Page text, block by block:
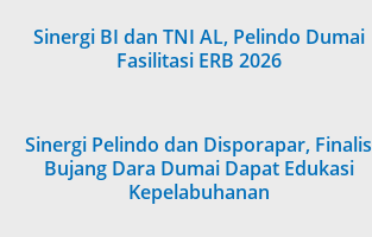
Sinergi BI dan TNI AL, Pelindo Dumai
Fasilitasi ERB 2026
Sinergi Pelindo dan Disporapar, Finalis
Bujang Dara Dumai Dapat Edukasi
Kepelabuhanan